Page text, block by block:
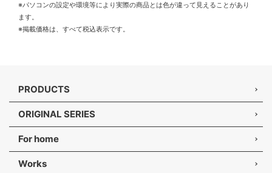
※パソコンの設定や環境等により実際の商品とは色が違って見えることがあり
ます。
※掲載価格は、すべて税込表示です。
PRODUCTS
ORIGINAL SERIES
For home
Works